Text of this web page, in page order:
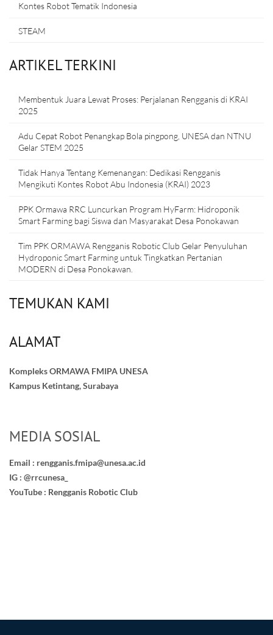
Kontes Robot Tematik Indonesia
STEAM
ARTIKEL TERKINI
Membentuk Juara Lewat Proses: Perjalanan Rengganis di KRAI
2025
Adu Cepat Robot Penangkap Bola pingpong, UNESA dan NTNU
Gelar STEM 2025
Tidak Hanya Tentang Kemenangan: Dedikasi Rengganis
Mengikuti Kontes Robot Abu Indonesia (KRAI) 2023
PPK Ormawa RRC Luncurkan Program HyFarm: Hidroponik
Smart Farming bagi Siswa dan Masyarakat Desa Ponokawan
Tim PPK ORMAWA Rengganis Robotic Club Gelar Penyuluhan
Hydroponic Smart Farming untuk Tingkatkan Pertanian
MODERN di Desa Ponokawan.
TEMUKAN KAMI
ALAMAT
Kompleks ORMAWA FMIPA UNESA
Kampus Ketintang, Surabaya
MEDIA SOSIAL
Email : rengganis.fmipa@unesa.ac.id
IG : @rrcunesa_
YouTube : Rengganis Robotic Club